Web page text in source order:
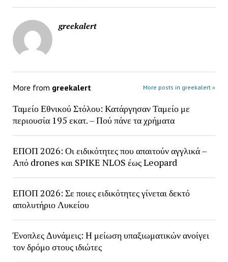
greekalert
More from greekalert More posts in greekalert »
Ταμείο Εθνικού Στόλου: Κατάργησαν Ταμείο με
περιουσία 195 εκατ. – Πού πάνε τα χρήματα
ΕΠΟΠ 2026: Οι ειδικότητες που απαιτούν αγγλικά –
Από drones και SPIKE NLOS έως Leopard
ΕΠΟΠ 2026: Σε ποιες ειδικότητες γίνεται δεκτό
απολυτήριο Λυκείου
Ένοπλες Δυνάμεις: Η μείωση υπαξιωματικών ανοίγει
τον δρόμο στους ιδιώτες